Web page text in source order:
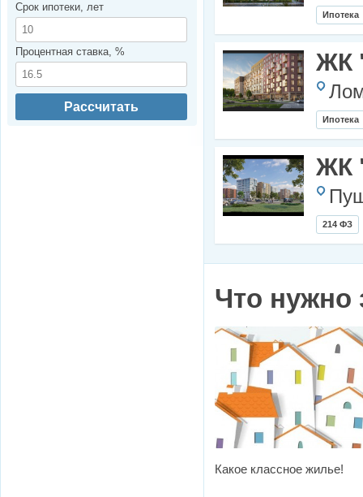
Ипотека
ЖК
Ипотека
ЖК
214 ФЗ
Что нужно
Какое классное жилье!
Срок ипотеки, лет
Процентная ставка, %
Рассчитать